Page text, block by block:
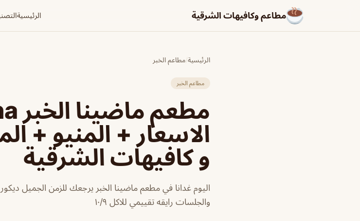
مطاعم وكافيهات الشرقية الرئيسية
الرئيسية/مطاعم الخبر
مطاعم الخبر
الاسعار + المنيو +
و كافيهات الشرقية
اليوم غدانا في مطعم ماضينا الخبر يرجعك للزمن الجميل
والجلسات رايقه تقييمي للاكل ١٠/٩